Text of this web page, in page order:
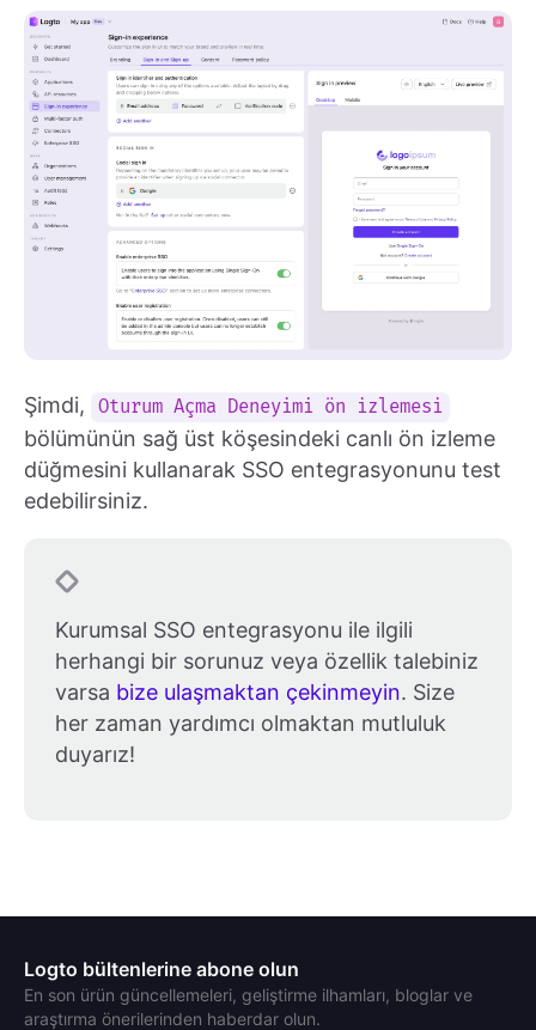
Şimdi, Oturum Açma Deneyimi ön izlemesi
bölümünün sağ üst köşesindeki canlı ön izleme
düğmesini kullanarak SSO entegrasyonunu test
edebilirsiniz.
Kurumsal SSO entegrasyonu ile ilgili
herhangi bir sorunuz veya özellik talebiniz
varsa bize ulaşmaktan çekinmeyin. Size
her zaman yardımcı olmaktan mutluluk
duyarız!
Logto bültenlerine abone olun
En son ürün güncellemeleri, geliştirme ilhamları, bloglar ve
araştırma önerilerinden haberdar olun.